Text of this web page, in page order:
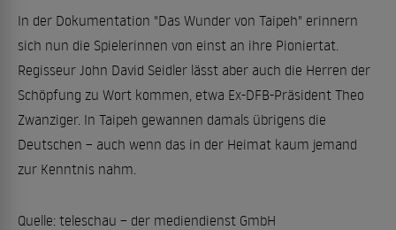
In der Dokumentation "Das Wunder von Taipeh" erinnern
sich nun die Spielerinnen von einst an ihre Pioniertat.
Regisseur John David Seidler lässt aber auch die Herren der
Schöpfung zu Wort kommen, etwa Ex-DFB-Präsident Theo
Zwanziger. In Taipeh gewannen damals übrigens die
Deutschen – auch wenn das in der Heimat kaum jemand
zur Kenntnis nahm.
Quelle: teleschau – der mediendienst GmbH